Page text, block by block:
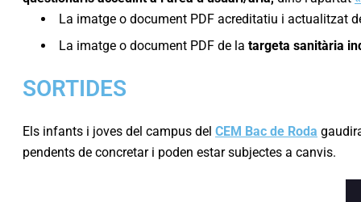
La imatge o document PDF acreditatiu i actualitzat
La imatge o document PDF de la targeta sanitària
SORTIDES
Els infants i joves del campus del CEM Bac de Roda
pendents de concretar i poden estar subjectes a canvis.